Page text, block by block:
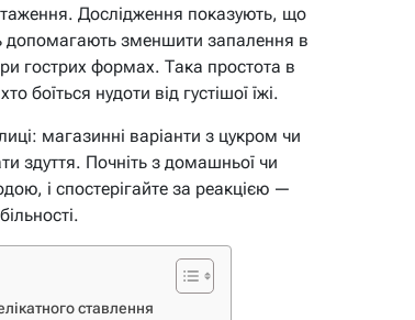
Дослідження показують, що
допомагають зменшити запалення в
гострих формах. Така простота в
боїться нудоти від густішої їжі.
магазинні варіанти з цукром чи
здуття. Почніть з домашньої чи
і спостерігайте за реакцією —
ставлення